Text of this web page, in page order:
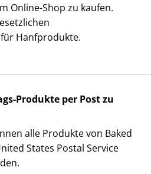
Online-Shop zu kaufen.
Hanfprodukte.
Produkte per Post zu
alle Produkte von Baked
States Postal Service